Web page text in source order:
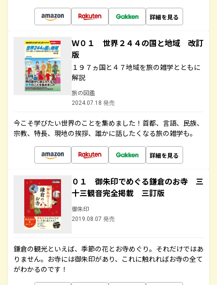
詳細を見る
Ｗ０１ 世界２４４の国と地域 改訂
版
１９７ヵ国と４７地域を旅の雑学とともに
解説
旅の図鑑
2024.07.18 発売
今こそ学びたい世界のことを集めました！首都、言語、民族、
宗教、特長、現地の挨拶、誰かに話したくなる旅の雑学も。
詳細を見る
０１ 御朱印でめぐる鎌倉のお寺 三
十三観音完全掲載 三訂版
御朱印
2019.08.07 発売
鎌倉の観光といえば、季節の花とお寺めぐり。それだけではあ
りません。お寺には御朱印があり、これに触れればお寺の全て
がわかるのです！